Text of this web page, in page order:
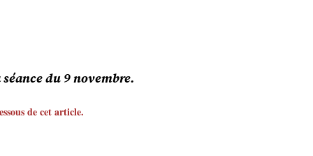
du 9 novembre.
de cet article.